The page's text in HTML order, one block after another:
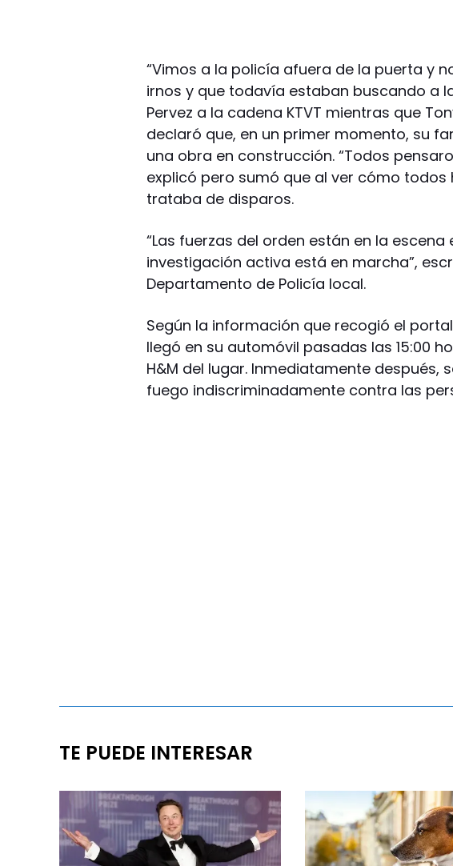
“Vimos a la policía afuera de la puerta y
irnos y que todavía estaban buscando a
Pervez a la cadena KTVT mientras que
declaró que, en un primer momento, su
una obra en construcción. “Todos
explicó pero sumó que al ver cómo todos
trataba de disparos.
“Las fuerzas del orden están en la escena
investigación activa está en marcha”,
Departamento de Policía local.
Según la información que recogió el
llegó en su automóvil pasadas las 15:00
H&M del lugar. Inmediatamente después,
fuego indiscriminadamente contra las
TE PUEDE INTERESAR